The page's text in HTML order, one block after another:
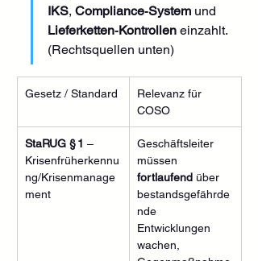
IKS, Compliance‑System und
Lieferketten‑Kontrollen einzahlt.
(Rechtsquellen unten)
Gesetz / Standard
Relevanz für
COSO
StaRUG § 1 –
Krisenfrüherkennu
ng/Krisenmanage
ment
Geschäftsleiter
müssen
fortlaufend über
bestandsgefährde
nde
Entwicklungen
wachen,